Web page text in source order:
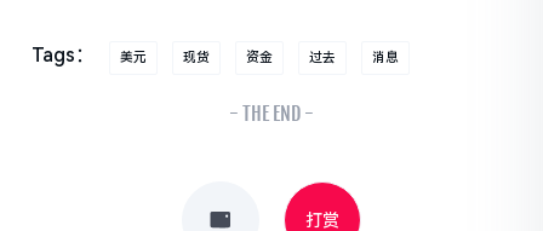
Tags： 美元 现货 资金 过去 消息
- THE END -
打赏